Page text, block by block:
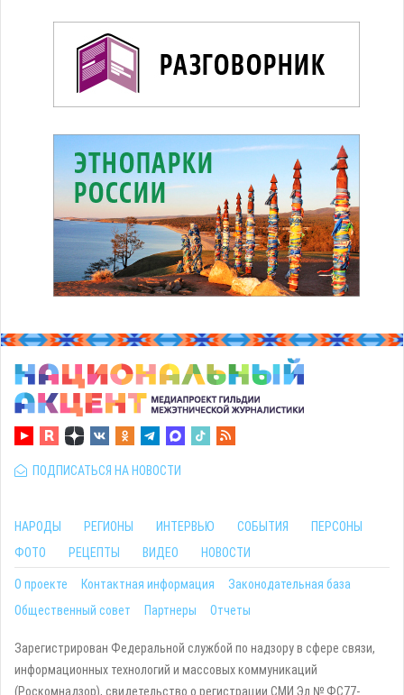
ПОДПИСАТЬСЯ НА НОВОСТИ
НАРОДЫ РЕГИОНЫ ИНТЕРВЬЮ СОБЫТИЯ
ПЕРСОНЫ
ФОТО
РЕЦЕПТЫ ВИДЕО НОВОСТИ
О проекте Контактная информация
Законодательная база
Общественный совет
Партнеры Отчеты
Зарегистрирован Федеральной службой по надзору в сфере связи,
информационных технологий и массовых коммуникаций
(Роскомнадзор), свидетельство о регистрации СМИ Эл № ФС77-